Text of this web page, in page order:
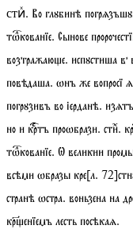
стиⷯ. Во глꙋбинѣ
тѡкованїе. Сынове
возгражаюе. испꙋстиша
повѣдаша. ѡнъ же вопросї
погрꙋзивъ во іерданѣ.
но и кртъ проѡбрази.стиⷯ.
тѡкованїе. Ѡ великии
всѣми ѡбразы кре[л.72]
странѣ ѡстра. воньзена на
кренїемъ лесть посѣкаѧ.